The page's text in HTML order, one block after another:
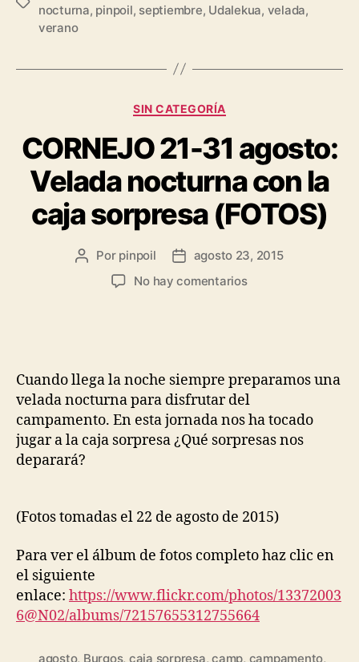
nocturna, pinpoil, septiembre, Udalekua, velada,
verano
SIN CATEGORÍA
CORNEJO 21-31 agosto:
Velada nocturna con la
caja sorpresa (FOTOS)
Por pinpoil
agosto 23, 2015
No hay comentarios
Cuando llega la noche siempre preparamos una
velada nocturna para disfrutar del
campamento. En esta jornada nos ha tocado
jugar a la caja sorpresa ¿Qué sorpresas nos
deparará?
(Fotos tomadas el 22 de agosto de 2015)
Para ver el álbum de fotos completo haz clic en
el siguiente
enlace: https://www.flickr.com/photos/13372003
6@N02/albums/72157655312755664
agosto, Burgos, caja sorpresa,camp, campamento,